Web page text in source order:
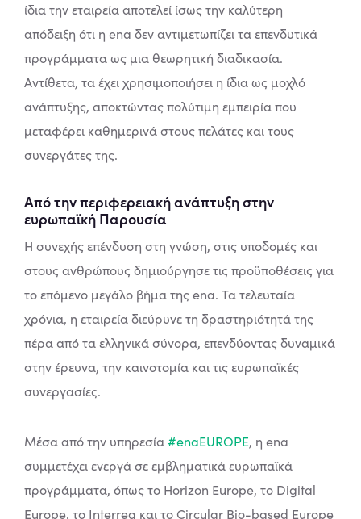
ίδια την εταιρεία αποτελεί ίσως την καλύτερη
απόδειξη ότι η ena δεν αντιμετωπίζει τα επενδυτικά
προγράμματα ως μια θεωρητική διαδικασία.
Αντίθετα, τα έχει χρησιμοποιήσει η ίδια ως μοχλό
ανάπτυξης, αποκτώντας πολύτιμη εμπειρία που
μεταφέρει καθημερινά στους πελάτες και τους
συνεργάτες της.
Από την περιφερειακή ανάπτυξη στην
ευρωπαϊκή Παρουσία
Η συνεχής επένδυση στη γνώση, στις υποδομές και
στους ανθρώπους δημιούργησε τις προϋποθέσεις για
το επόμενο μεγάλο βήμα της ena. Τα τελευταία
χρόνια, η εταιρεία διεύρυνε τη δραστηριότητά της
πέρα από τα ελληνικά σύνορα, επενδύοντας δυναμικά
στην έρευνα, την καινοτομία και τις ευρωπαϊκές
συνεργασίες.
Μέσα από την υπηρεσία#enaEUROPE, η ena
συμμετέχει ενεργά σε εμβληματικά ευρωπαϊκά
προγράμματα, όπως το Horizon Europe, το Digital
Europe, το Interreg και το Circular Bio-based Europe